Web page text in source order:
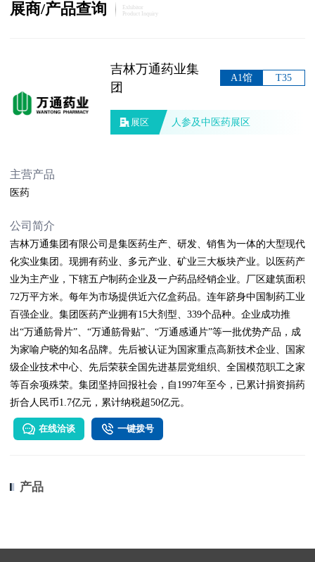
展商/产品查询
Exhibitor
Product Inquiry
吉林万通药业集
团
A1馆 T35
展区 人参及中医药展区
主营产品
医药
公司简介
吉林万通集团有限公司是集医药生产、研发、销售为一体的大型现代
化实业集团。现拥有药业、多元产业、矿业三大板块产业。以医药产
业为主产业，下辖五户制药企业及一户药品经销企业。厂区建筑面积
72万平方米。每年为市场提供近六亿盒药品。连年跻身中国制药工业
百强企业。集团医药产业拥有15大剂型、339个品种。企业成功推
出“万通筋骨片”、“万通筋骨贴”、“万通感通片”等一批优势产品，成
为家喻户晓的知名品牌。先后被认证为国家重点高新技术企业、国家
级企业技术中心、先后荣获全国先进基层党组织、全国模范职工之家
等百余项殊荣。集团坚持回报社会，自1997年至今，已累计捐资捐药
折合人民币1.7亿元，累计纳税超50亿元。
在线洽谈 一键拨号
产品